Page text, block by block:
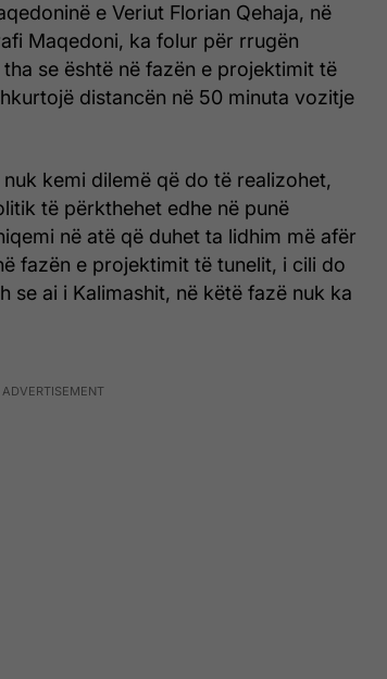
e Veriut Florian Qehaja, në
Maqedoni, ka folur për rrugën
se është në fazën e projektimit të
distancën në 50 minuta vozitje
kemi dilemë që do të realizohet,
të përkthehet edhe në punë
në atë që duhet ta lidhim më afër
fazën e projektimit të tunelit, i cili do
se ai i Kalimashit, në këtë fazë nuk ka